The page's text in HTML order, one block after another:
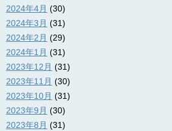
2024年4月 (30)
2024年3月 (31)
2024年2月 (29)
2024年1月 (31)
2023年12月 (31)
2023年11月 (30)
2023年10月 (31)
2023年9月 (30)
2023年8月 (31)